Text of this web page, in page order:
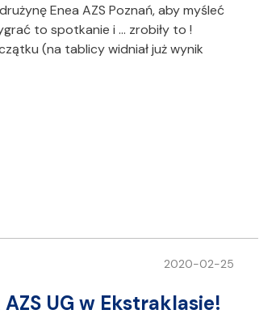
Enea AZS Poznań, aby myśleć
to spotkanie i ... zrobiły to !
(na tablicy widniał już wynik
2020-02-25
UG w Ekstraklasie!